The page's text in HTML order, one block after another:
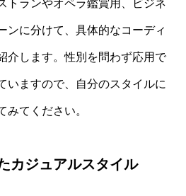
トランやオペラ鑑賞用、ビジネ
ンに分けて、具体的なコーディ
介します。性別を問わず応用で
いますので、自分のスタイルに
みてください。
カジュアルスタイル